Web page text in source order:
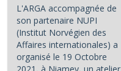
L'ARGA accompagnée de
son partenaire NUPI
(Institut Norvégien des
Affaires internationales) a
organisé le 19 Octobre